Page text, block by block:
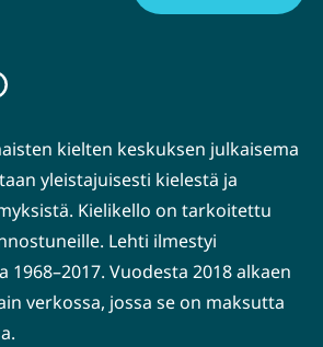
kielten keskuksen julkaisema
yleistajuisesti kielestä ja
Kielikello on tarkoitettu
Lehti ilmestyi
1968–2017. Vuodesta 2018 alkaen
verkossa, jossa se on maksutta